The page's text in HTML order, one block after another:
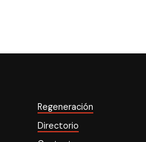
Regeneración
Directorio